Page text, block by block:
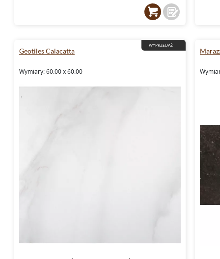
WYPRZEDAŻ
Geotiles Calacatta
Wymiary: 60.00 x 60.00